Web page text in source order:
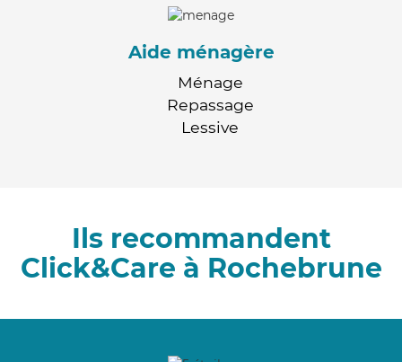
Aide ménagère
Ménage
Repassage
Lessive
Ils recommandent
Click&Care à Rochebrune